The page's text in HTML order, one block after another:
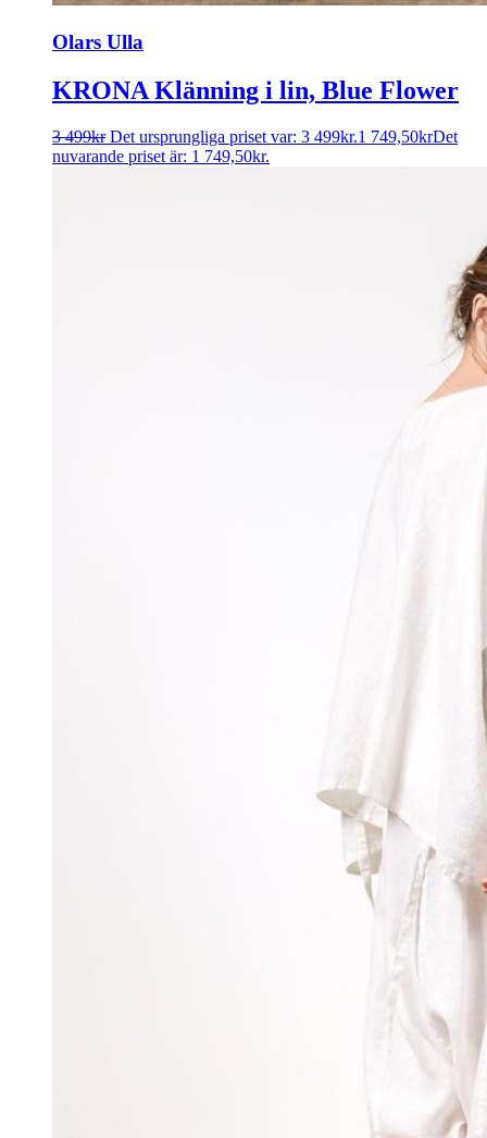
Olars Ulla
KRONA Klänning i lin, Blue Flower
3 499kr Det ursprungliga priset var: 3 499kr.1 749,50krDet
nuvarande priset är: 1 749,50kr.